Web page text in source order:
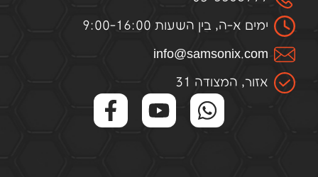
ימים א-ה, בין השעות 9:00-16:00
infо@samsоnix.cоm
אזור, המצודה 31